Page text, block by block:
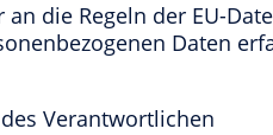
die Regeln der EU-
Daten
Verantwortlichen